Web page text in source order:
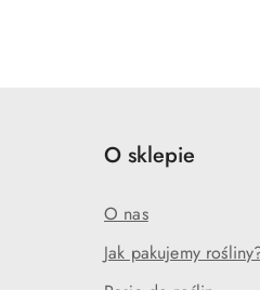
O sklepie
O nas
Jak pakujemy